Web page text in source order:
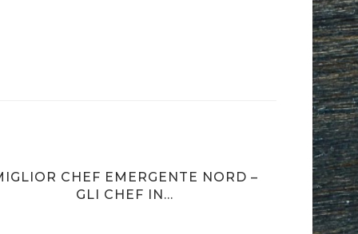
CHEF EMERGENTE NORD –
GLI CHEF IN...